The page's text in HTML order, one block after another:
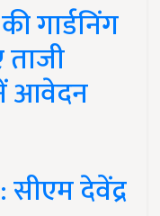
गार्डनिंग
आवेदन
देवेंद्र